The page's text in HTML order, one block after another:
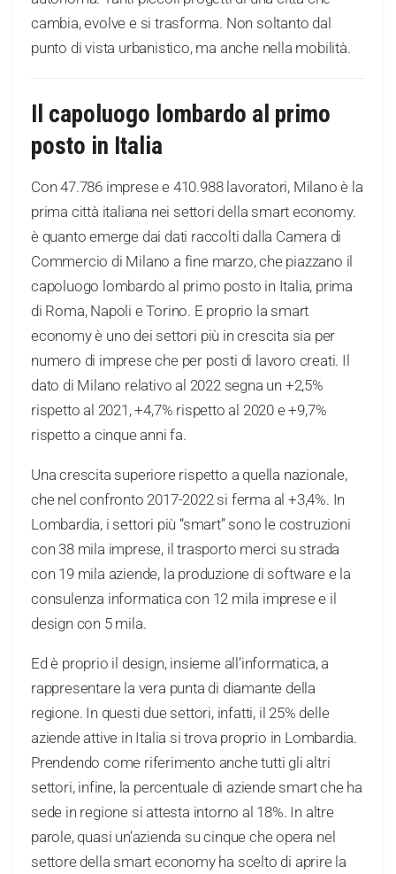
cambia, evolve e si trasforma. Non soltanto dal
punto di vista urbanistico, ma anche nella mobilità.
Il capoluogo lombardo al primo
posto in Italia
Con 47.786 imprese e 410.988 lavoratori, Milano è la
prima città italiana nei settori della smart economy.
è quanto emerge dai dati raccolti dalla Camera di
Commercio di Milano a fine marzo, che piazzano il
capoluogo lombardo al primo posto in Italia, prima
di Roma, Napoli e Torino. E proprio la smart
economy è uno dei settori più in crescita sia per
numero di imprese che per posti di lavoro creati. Il
dato di Milano relativo al 2022 segna un +2,5%
rispetto al 2021, +4,7% rispetto al 2020 e +9,7%
rispetto a cinque anni fa.
Una crescita superiore rispetto a quella nazionale,
che nel confronto 2017-2022 si ferma al +3,4%. In
Lombardia, i settori più “smart” sono le costruzioni
con 38 mila imprese, il trasporto merci su strada
con 19 mila aziende, la produzione di software e la
consulenza informatica con 12 mila imprese e il
design con 5 mila.
Ed è proprio il design, insieme all’informatica, a
rappresentare la vera punta di diamante della
regione. In questi due settori, infatti, il 25% delle
aziende attive in Italia si trova proprio in Lombardia.
Prendendo come riferimento anche tutti gli altri
settori, infine, la percentuale di aziende smart che ha
sede in regione si attesta intorno al 18%. In altre
parole, quasi un’azienda su cinque che opera nel
settore della smart economy ha scelto di aprire la